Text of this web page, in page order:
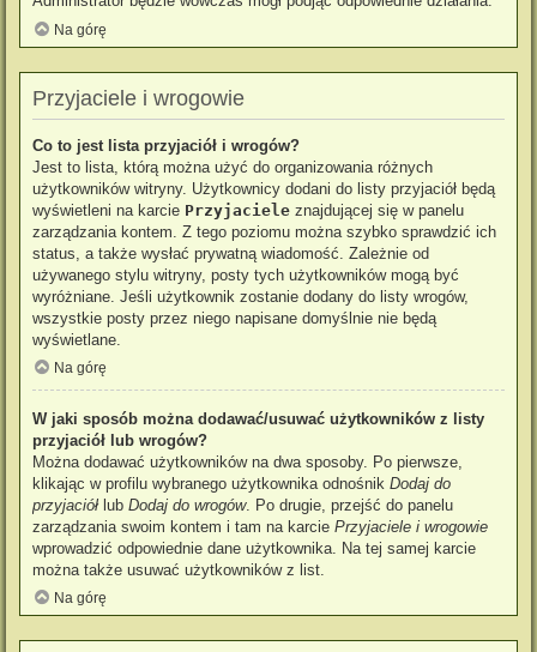
Na górę
Przyjaciele i wrogowie
Co to jest lista przyjaciół i wrogów?
Jest to lista, którą można użyć do organizowania różnych
użytkowników witryny. Użytkownicy dodani do listy przyjaciół będą
wyświetleni na karcie Przyjaciele znajdującej się w panelu
zarządzania kontem. Z tego poziomu można szybko sprawdzić ich
status, a także wysłać prywatną wiadomość. Zależnie od
używanego stylu witryny, posty tych użytkowników mogą być
wyróżniane. Jeśli użytkownik zostanie dodany do listy wrogów,
wszystkie posty przez niego napisane domyślnie nie będą
wyświetlane.
Na górę
W jaki sposób można dodawać/usuwać użytkowników z listy
przyjaciół lub wrogów?
Można dodawać użytkowników na dwa sposoby. Po pierwsze,
klikając w profilu wybranego użytkownika odnośnik Dodaj do
przyjaciół lub Dodaj do wrogów. Po drugie, przejść do panelu
zarządzania swoim kontem i tam na karcie Przyjaciele i wrogowie
wprowadzić odpowiednie dane użytkownika. Na tej samej karcie
można także usuwać użytkowników z list.
Na górę